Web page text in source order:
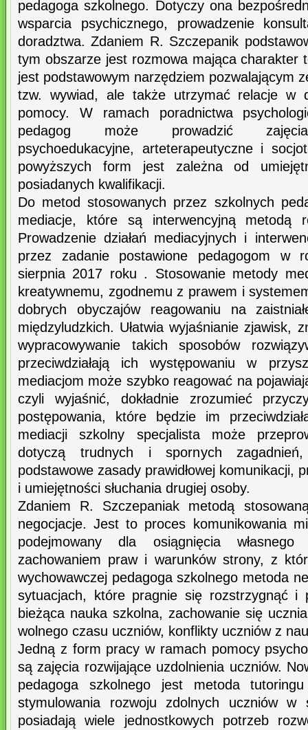
pedagoga szkolnego. Dotyczy ona
wsparcia psychicznego, prowadzenie
doradztwa. Zdaniem R. Szczepanik
tym obszarze jest rozmowa mająca charakter
jest podstawowym narzędziem pozwalającym
tzw. wywiad, ale także utrzymać relacje w
pomocy. W ramach poradnictwa
pedagog może prowadzić zajęcia
psychoedukacyjne, arteterapeutyczne i
powyższych form jest zależna od
posiadanych kwalifikacji.
Do metod stosowanych przez szkolnych
mediacje, które są interwencyjną metodą
Prowadzenie działań mediacyjnych i
przez zadanie postawione pedagogom w
sierpnia 2017 roku . Stosowanie metody
kreatywnemu, zgodnemu z prawem i
dobrych obyczajów reagowaniu na
międzyludzkich. Ułatwia wyjaśnianie zjawisk,
wypracowywanie takich sposobów
przeciwdziałają ich występowaniu w
mediacjom może szybko reagować na
czyli wyjaśnić, dokładnie zrozumieć
postępowania, które będzie im
mediacji szkolny specjalista może
dotyczą trudnych i spornych zagadnień,
podstawowe zasady prawidłowej komunikacji,
i umiejętności słuchania drugiej osoby.
Zdaniem R. Szczepaniak metodą
negocjacje. Jest to proces komunikowania
podejmowany dla osiągnięcia
zachowaniem praw i warunków strony, z
wychowawczej pedagoga szkolnego metoda
sytuacjach, które pragnie się rozstrzygnąć i
bieżąca nauka szkolna, zachowanie się
wolnego czasu uczniów, konflikty uczniów z
Jedną z form pracy w ramach pomocy
są zajęcia rozwijające uzdolnienia uczniów.
pedagoga szkolnego jest metoda
stymulowania rozwoju zdolnych uczniów w
posiadają wiele jednostkowych potrzeb